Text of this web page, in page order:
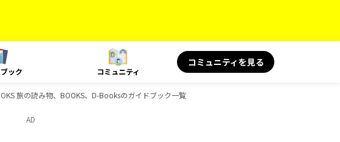
ック コミュニティ
コミュニティを見る
旅の読み物、BOOKS、D-Booksのガイドブック一覧
AD